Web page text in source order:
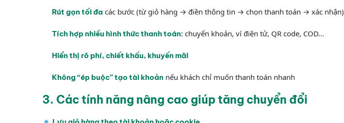
Rút gọn tối đa các bước (từ giỏ hàng → điền thông tin → chọn thanh toán → xác nhận)
Tích hợp nhiều hình thức thanh toán: chuyển khoản, ví điện tử, QR code, COD...
Hiển thị rõ phí, chiết khấu, khuyến mãi
Không “ép buộc” tạo tài khoản nếu khách chỉ muốn thanh toán nhanh
3. Các tính năng nâng cao giúp tăng chuyển đổi